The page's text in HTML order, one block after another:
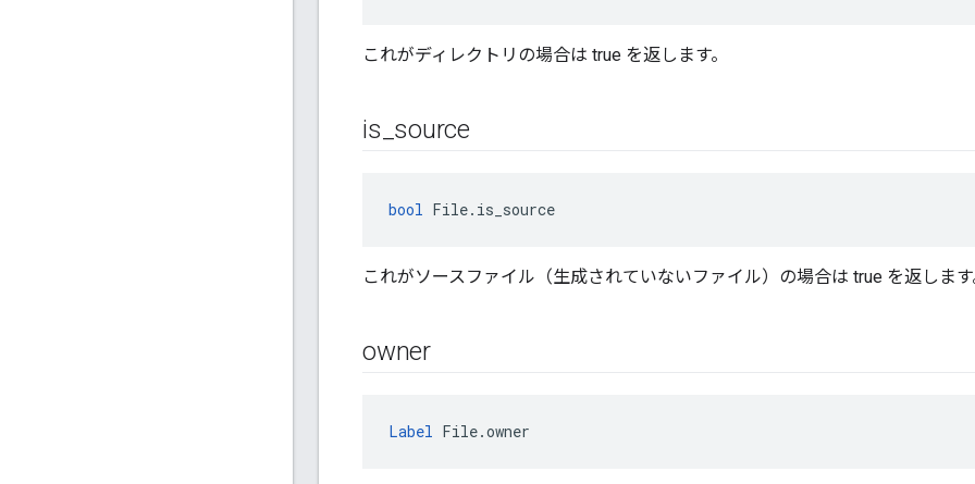
これがディレクトリの場合は true を返します。
is source
bool File.is_source
これがソースファイル（生成されていないファイル）の場合は true を返しま
owner
Label File.owner